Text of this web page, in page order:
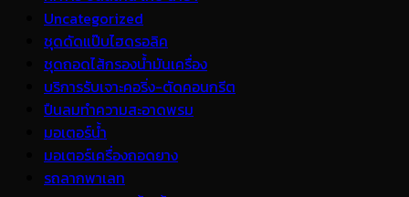
Uncategorized
ชุดดัดแป๊บไฮดรอลิค
ชุดถอดไส้กรองน้ำมันเครื่อง
บริการรับเจาะคอริ่ง-ตัดคอนกรีต
ปืนลมทำความสะอาดพรม
มอเตอร์น้ำ
มอเตอร์เครื่องถอดยาง
รถลากพาเลท